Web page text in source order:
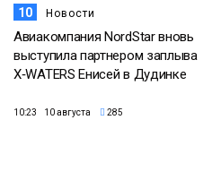
10 Новости
Авиакомпания NordStar вновь
выступила партнером заплыва
X‑WATERS Енисей в Дудинке
10:23 10 августа 285